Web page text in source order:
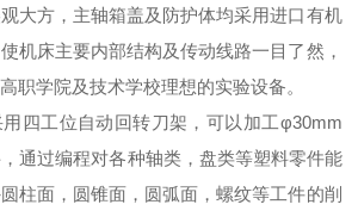
大方，主轴箱盖及防护体均采用进口有机
机床主要内部结构及传动线路一目了然，
职学院及技术学校理想的实验设备。
工位自动回转刀架，可以加工φ30mm
通过编程对各种轴类，盘类等塑料零件能
柱面，圆锥面，圆弧面，螺纹等工件的削